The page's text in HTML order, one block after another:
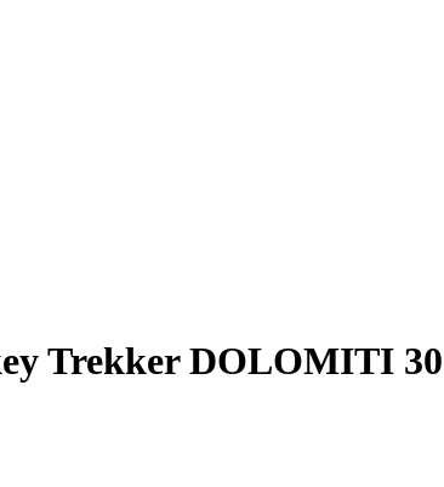
Trekker DOLOMITI